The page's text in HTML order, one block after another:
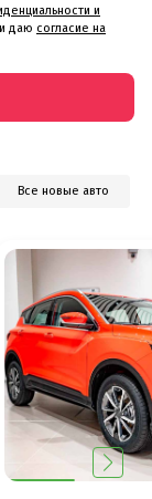
и
и даю согласие на
Все новые авто